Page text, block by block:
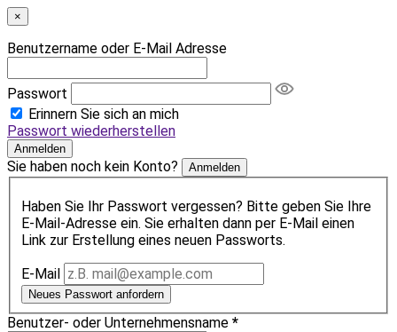
×
Benutzername oder E-Mail Adresse
Passwort
Erinnern Sie sich an mich
Passwort wiederherstellen
Anmelden
Sie haben noch kein Konto? Anmelden
Haben Sie Ihr Passwort vergessen? Bitte geben Sie Ihre
E-Mail-Adresse ein. Sie erhalten dann per E-Mail einen
Link zur Erstellung eines neuen Passworts.
E-Mail
Neues Passwort anfordern
Benutzer- oder Unternehmensname *